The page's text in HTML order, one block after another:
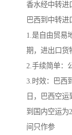
香水经中转进
巴西到中转进
1.是自由贸易
期，进出口货
2.手续简单：
3.时效：巴西
日，巴西空运
到国内空运为
间只作参